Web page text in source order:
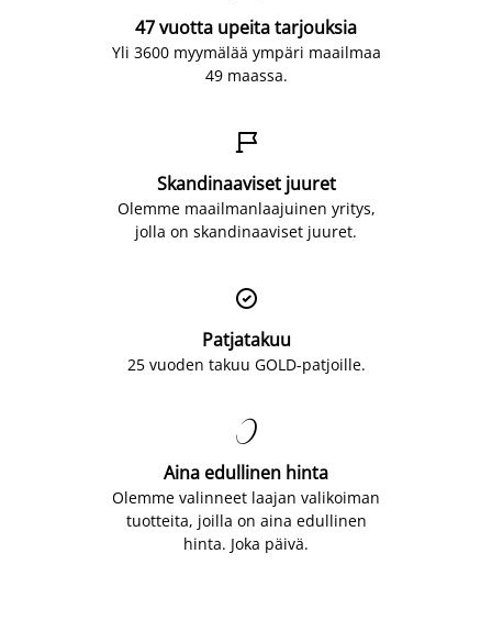
47 vuotta upeita tarjouksia
Yli 3600 myymälää ympäri maailmaa
49 maassa.

Skandinaaviset juuret
Olemme maailmanlaajuinen yritys,
jolla on skandinaaviset juuret.

Patjatakuu
25 vuoden takuu GOLD-patjoille.

Aina edullinen hinta
Olemme valinneet laajan valikoiman
tuotteita, joilla on aina edullinen
hinta. Joka päivä.